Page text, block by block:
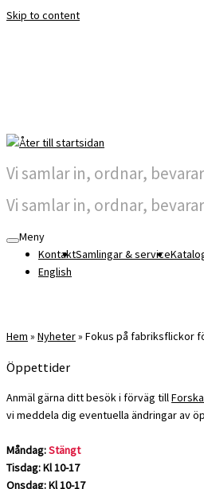
Skip to content
Vi samlar in, ordnar,
Vi samlar in, ordnar,
Meny
KontaktSamlingar & service
English
Hem » Nyheter» Fokus på fabriksflickor
Öppettider
Anmäl gärna ditt besök i förväg till
vi meddela dig eventuella ändringar av
Måndag:Stängt
Tisdag: Kl 10-17
Onsdag: Kl 10-17